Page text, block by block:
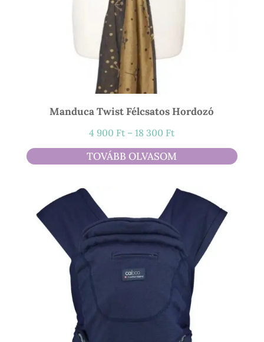
Manduca Twist Félcsatos Hordozó
4 900 Ft – 18 300 FtÁrtartomány:
4
900 Ft
TOVÁBB OLVASOM